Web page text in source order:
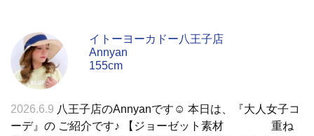
イトーヨーカドー八王子店
Annyan
155cm
2026.6.9 八王子店のAnnyanです☺︎ 本日は、『大人女子コ
ーデ』の ご紹介です♪ 【ジョーゼット素材 重ね